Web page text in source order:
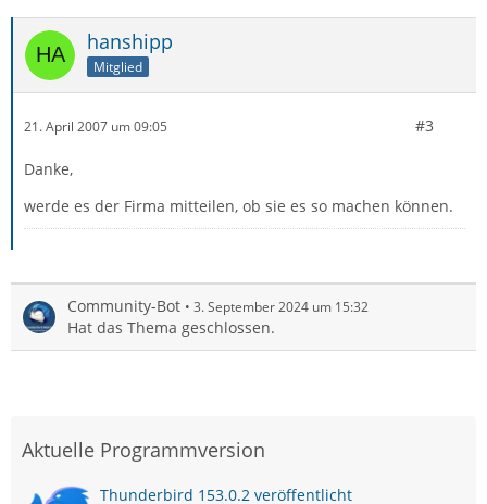
hanshipp
Mitglied
21. April 2007 um 09:05 #3
Danke,
werde es der Firma mitteilen, ob sie es so machen können.
Community-Bot 3. September 2024 um 15:32
Hat das Thema geschlossen.
Aktuelle Programmversion
Thunderbird 153.0.2 veröffentlicht